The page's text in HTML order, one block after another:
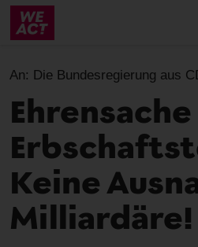
Skip
content
An: Die Bundesregierung aus
Ehrensache
Keine
Milliardäre!